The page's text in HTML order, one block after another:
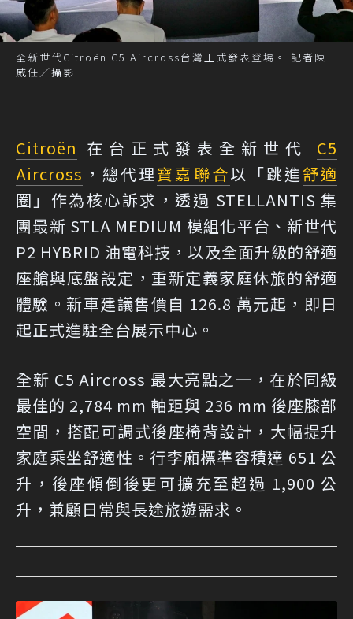
全新世代Citroën C5 Aircross台灣正式發表登場。 記者陳
威任／攝影
Citroën 在台正式發表全新世代 C5
Aircross ，總代理寶嘉聯合以「跳進舒適
圈」作為核心訴求，透過 STELLANTIS 集
團最新 STLA MEDIUM 模組化平台、新世代
P2 HYBRID 油電科技，以及全面升級的舒適
座艙與底盤設定，重新定義家庭休旅的舒適
體驗。新車建議售價自 126.8 萬元起，即日
起正式進駐全台展示中心。
全新 C5 Aircross 最大亮點之一，在於同級
最佳的 2,784 mm 軸距與 236 mm 後座膝部
空間，搭配可調式後座椅背設計，大幅提升
家庭乘坐舒適性。行李廂標準容積達 651 公
升，後座傾倒後更可擴充至超過 1,900 公
升，兼顧日常與長途旅遊需求。